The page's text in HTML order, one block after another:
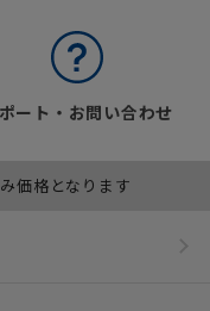
ート・お問い合わせ
価格となります